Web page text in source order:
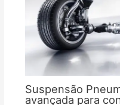
Suspensão
avançada para